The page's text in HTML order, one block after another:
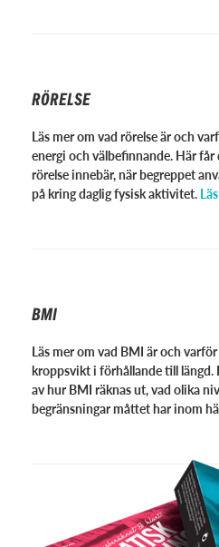
RÖRELSE
Läs mer om vad rörelse är och
energi och välbefinnande. Här
rörelse innebär, när begreppet
på kring daglig fysisk aktivitet.
BMI
Läs mer om vad BMI är och
kroppsvikt i förhållande till
av hur BMI räknas ut, vad olika
begränsningar måttet har inom